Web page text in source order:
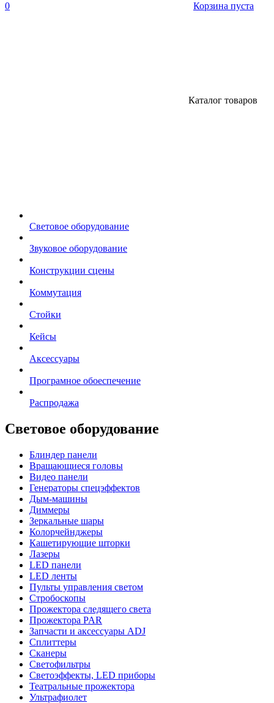
0 Корзина пуста
Каталог товаров
Световое оборудование
Звуковое оборудование
Конструкции сцены
Коммутация
Стойки
Кейсы
Аксессуары
Програмное обоеспечение
Распродажа
Световое оборудование
Блиндер панели
Вращающиеся головы
Видео панели
Генераторы спецэффектов
Дым-машины
Диммеры
Зеркальные шары
Колорчейнджеры
Кашетирующие шторки
Лазеры
LED панели
LED ленты
Пульты управления светом
Стробоскопы
Прожектора следящего света
Прожектора PAR
Запчасти и аксессуары ADJ
Сплиттеры
Сканеры
Светофильтры
Светоэффекты, LED приборы
Театральные прожектора
Ультрафиолет